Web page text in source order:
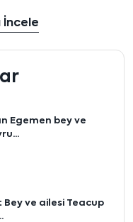
İncele
Egemen bey ve
ve ailesi Teacup